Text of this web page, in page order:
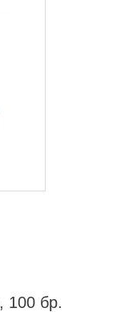
100 бр.